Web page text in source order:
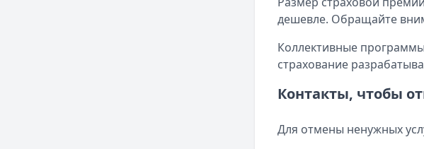
дешевле. Обращайте
Коллективные
страхование
Контакты, чтобы
Для отмены ненужных